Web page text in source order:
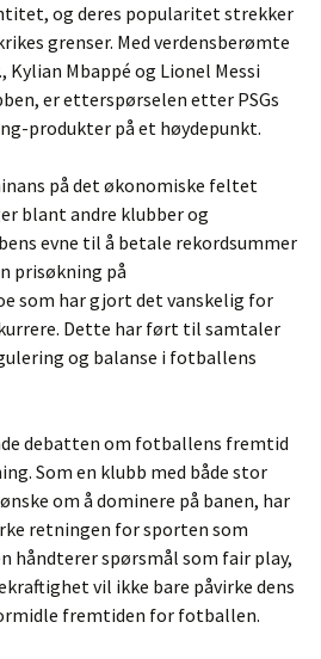
og deres popularitet strekker
grenser. Med verdensberømte
Kylian Mbappé og Lionel Messi
er etterspørselen etter PSGs
produkter på et høydepunkt.
på det økonomiske feltet
blant andre klubber og
evne til å betale rekordsummer
prisøkning på
som har gjort det vanskelig for
Dette har ført til samtaler
og balanse i fotballens
debatten om fotballens fremtid
Som en klubb med både stor
om å dominere på banen, har
retningen for sporten som
håndterer spørsmål som fair play,
vil ikke bare påvirke dens
fremtiden for fotballen.